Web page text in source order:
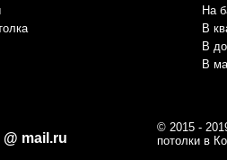
mail.ru
На
В
В
В
© 2015 -
потолки в